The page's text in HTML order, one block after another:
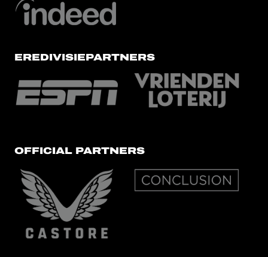
EREDIVISIEPARTNERS
OFFICIAL PARTNERS